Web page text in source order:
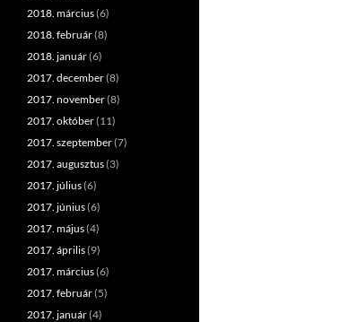
2018. március(6)
2018. február(8)
2018. január(6)
2017. december(8)
2017. november(8)
2017. október(11)
2017. szeptember(7)
2017. augusztus(3)
2017. július(6)
2017. június(6)
2017. május(4)
2017. április(9)
2017. március(6)
2017. február(5)
2017. január(4)